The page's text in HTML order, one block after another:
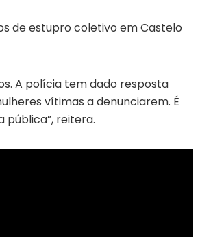
de estupro coletivo em Castelo
A polícia tem dado resposta
vítimas a denunciarem. É
pública”, reitera.